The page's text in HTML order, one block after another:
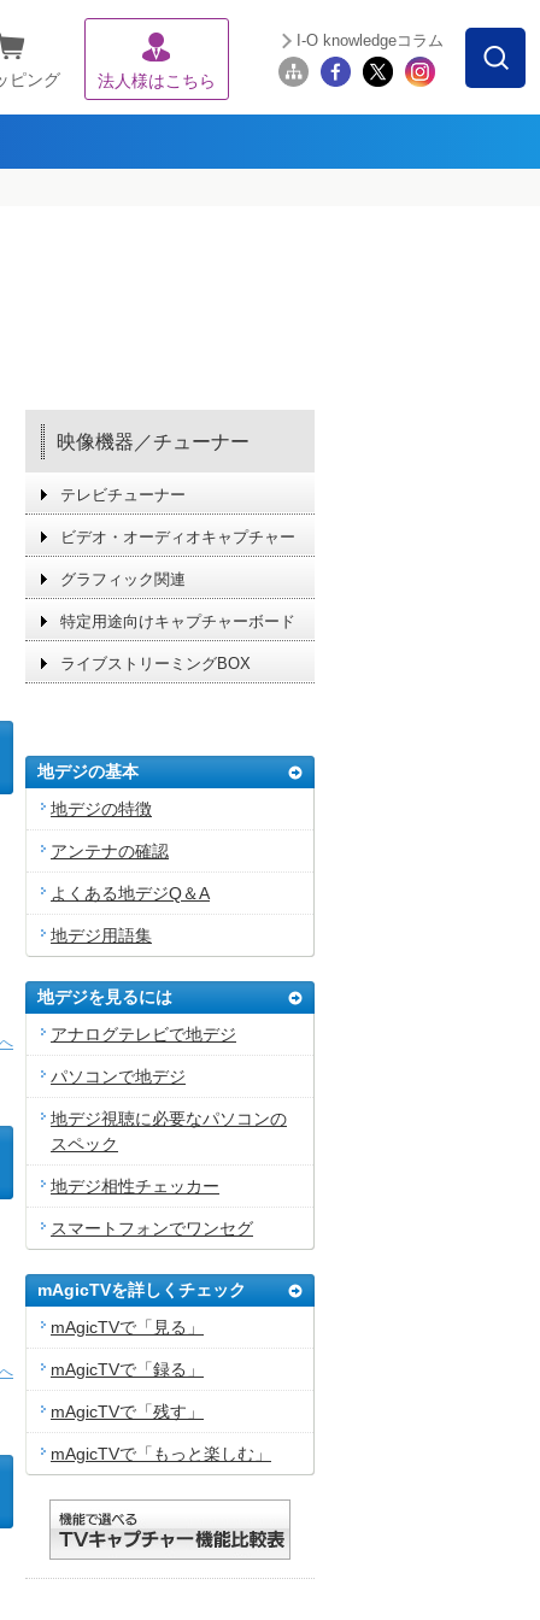
ピング 法人様はこちら
I-O knowledgeコラム
映像機器／チューナー
テレビチューナー
ビデオ・オーディオキャプチャー
グラフィック関連
特定用途向けキャプチャーボード
ライブストリーミングBOX
地デジの基本
地デジの特徴
アンテナの確認
よくある地デジQ＆A
地デジ用語集
地デジを見るには
アナログテレビで地デジ
パソコンで地デジ
地デジ視聴に必要なパソコンの
スペック
地デジ相性チェッカー
スマートフォンでワンセグ
mAgicTVを詳しくチェック
mAgicTVで「見る」
mAgicTVで「録る」
mAgicTVで「残す」
mAgicTVで「もっと楽しむ」